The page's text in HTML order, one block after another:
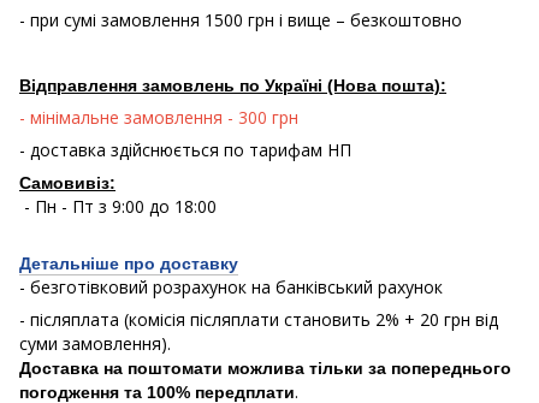
- при сумі замовлення 1500 грн і вище – безкоштовно
Відправлення замовлень по Україні (Нова пошта):
- мінімальне замовлення - 300 грн
- доставка здійснюється по тарифам НП
Самовивіз:
- Пн - Пт з 9:00 до 18:00
Детальніше про доставку
- безготівковий розрахунок на банківський рахунок
- післяплата (комісія післяплати становить 2% + 20 грн від
суми замовлення).
Доставка на поштомати можлива тільки за попереднього
погодження та 100% передплати.